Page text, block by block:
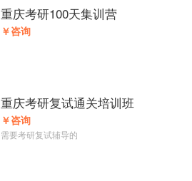
重庆考研100天集训营
￥咨询
重庆考研复试通关培训班
￥咨询
需要考研复试辅导的